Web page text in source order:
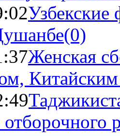
Узбекские
(0)
Женская